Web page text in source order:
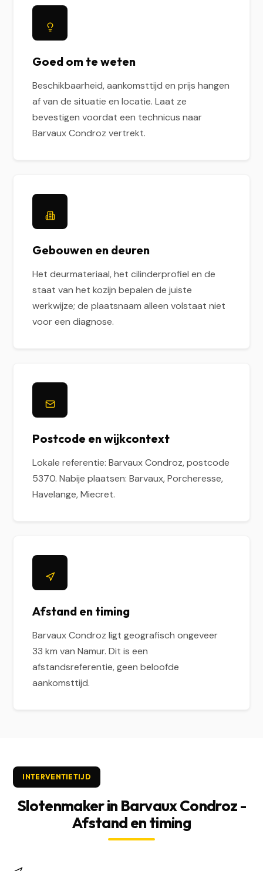
Goed om te weten
Beschikbaarheid, aankomsttijd en prijs hangen
af van de situatie en locatie. Laat ze
bevestigen voordat een technicus naar
Barvaux Condroz vertrekt.
Gebouwen en deuren
Het deurmateriaal, het cilinderprofiel en de
staat van het kozijn bepalen de juiste
werkwijze; de plaatsnaam alleen volstaat niet
voor een diagnose.
Postcode en wijkcontext
Lokale referentie: Barvaux Condroz, postcode
5370. Nabije plaatsen: Barvaux, Porcheresse,
Havelange, Miecret.
Afstand en timing
Barvaux Condroz ligt geografisch ongeveer
33 km van Namur. Dit is een
afstandsreferentie, geen beloofde
aankomsttijd.
INTERVENTIETIJD
Slotenmaker in Barvaux Condroz -
Afstand en timing